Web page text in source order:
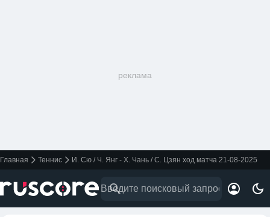
реклама
Главная Теннис И. Сю / Ч. Янг - Х. Чань / С. Цзян ход матча 21-08-2025